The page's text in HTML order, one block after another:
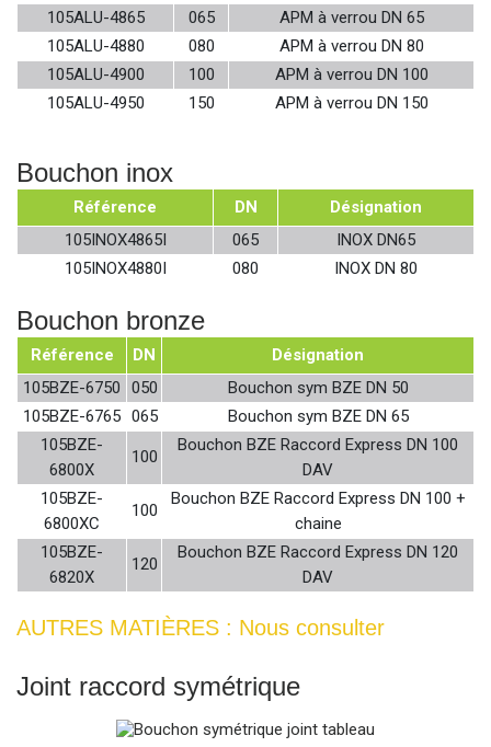
105ALU-4865
065
APM à verrou DN 65
105ALU-4880
080
APM à verrou DN 80
105ALU-4900
100
APM à verrou DN 100
105ALU-4950
150 APM à verrou DN 150
Bouchon inox
Référence DN
Désignation
105INOX4865I
065
INOX DN65
105INOX4880I
080 INOX DN 80
Bouchon bronze
Référence DN
Désignation
105BZE-6750
050
Bouchon sym BZE DN 50
105BZE-6765 065
Bouchon sym BZE DN 65
105BZE-
6800X
100
Bouchon BZE Raccord Express DN 100
DAV
105BZE-
6800XC
100
Bouchon BZE Raccord Express DN 100 +
chaine
105BZE-
6820X
120
Bouchon BZE Raccord Express DN 120
DAV
AUTRES MATIÈRES : Nous consulter
Joint raccord symétrique